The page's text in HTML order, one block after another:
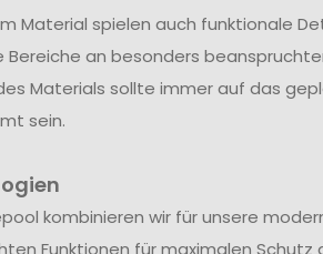
Material spielen auch funktionale
Bereiche an besonders
Materials sollte immer auf das
sein.
kombinieren wir für unsere
Funktionen für maximalen